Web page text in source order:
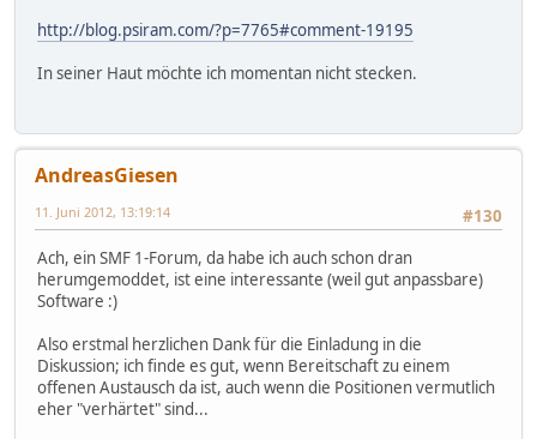
http://blog.psiram.com/?p=7765#comment-19195
In seiner Haut möchte ich momentan nicht stecken.
AndreasGiesen
#130
11. Juni 2012, 13:19:14
Ach, ein SMF 1-Forum, da habe ich auch schon dran
herumgemoddet, ist eine interessante (weil gut anpassbare)
Software :)
Also erstmal herzlichen Dank für die Einladung in die
Diskussion; ich finde es gut, wenn Bereitschaft zu einem
offenen Austausch da ist, auch wenn die Positionen vermutlich
eher "verhärtet" sind...